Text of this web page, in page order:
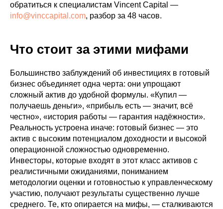
обратиться к специалистам Vincent Capital —
info@vinccapital.com, разбор за 48 часов.
Что стоит за этими мифами
Большинство заблуждений об инвестициях в готовый
бизнес объединяет одна черта: они упрощают
сложный актив до удобной формулы. «Купил —
получаешь деньги», «прибыль есть — значит, всё
честно», «история работы — гарантия надёжности».
Реальность устроена иначе: готовый бизнес — это
актив с высоким потенциалом доходности и высокой
операционной сложностью одновременно.
Инвесторы, которые входят в этот класс активов с
реалистичными ожиданиями, пониманием
методологии оценки и готовностью к управленческому
участию, получают результаты существенно лучше
среднего. Те, кто опирается на мифы, — сталкиваются